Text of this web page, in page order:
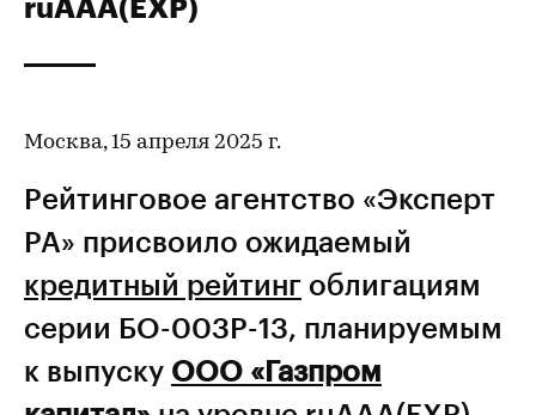
Москва, 15 апреля 2025 г.
Рейтинговое агентство «Эксперт
РА» присвоило ожидаемый
кредитный рейтинг облигациям
серии БО-003Р-13, планируемым
к выпуску ООО «Газпром